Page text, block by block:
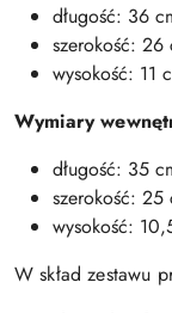
długość: 36
szerokość: 26
wysokość: 11
Wymiary
długość: 35
szerokość: 25
wysokość:
W skład zestawu